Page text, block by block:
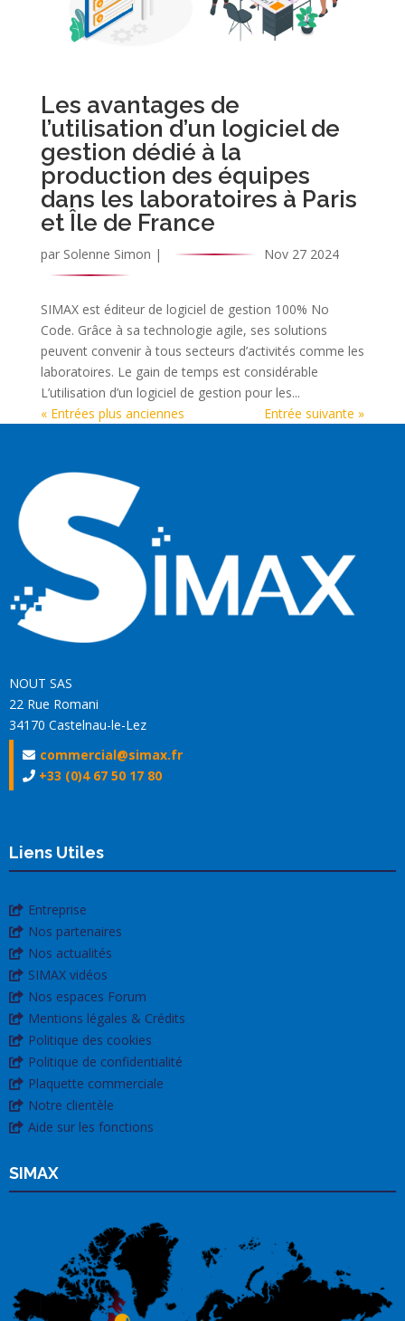
Les avantages de
l’utilisation d’un logiciel de
gestion dédié à la
production des équipes
dans les laboratoires à Paris
et Île de France
par Solenne Simon | Nov 27 2024
SIMAX est éditeur de logiciel de gestion 100% No
Code. Grâce à sa technologie agile, ses solutions
peuvent convenir à tous secteurs d’activités comme les
laboratoires. Le gain de temps est considérable
L’utilisation d’un logiciel de gestion pour les...
« Entrées plus anciennes
Entrée suivante »
NOUT SAS
22 Rue Romani
34170 Castelnau-le-Lez
commercial@simax.fr
+33 (0)4 67 50 17 80
Liens Utiles
Entreprise
Nos partenaires
Nos actualités
SIMAX vidéos
Nos espaces Forum
Mentions légales & Crédits
Politique des cookies
Politique de confidentialité
Plaquette commerciale
Notre clientèle
Aide sur les fonctions
SIMAX